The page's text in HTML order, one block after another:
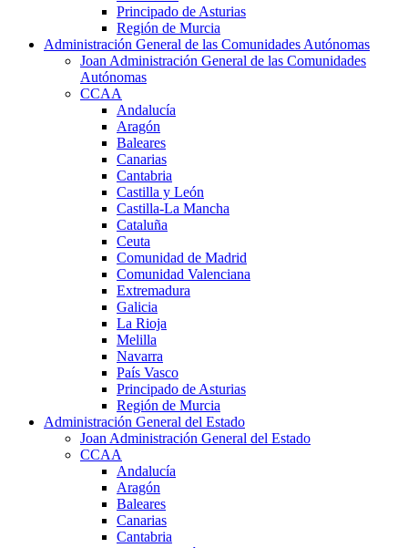
Principado de Asturias
Región de Murcia
Administración General de las Comunidades Autónomas
Joan Administración General de las Comunidades
Autónomas
CCAA
Andalucía
Aragón
Baleares
Canarias
Cantabria
Castilla y León
Castilla-La Mancha
Cataluña
Ceuta
Comunidad de Madrid
Comunidad Valenciana
Extremadura
Galicia
La Rioja
Melilla
Navarra
País Vasco
Principado de Asturias
Región de Murcia
Administración General del Estado
Joan Administración General del Estado
CCAA
Andalucía
Aragón
Baleares
Canarias
Cantabria